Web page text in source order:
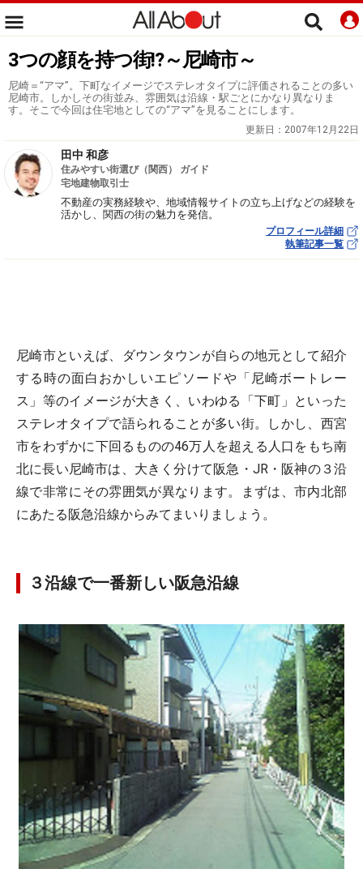
3つの顔を持つ街!?～尼崎市～
尼崎＝“アマ”。下町なイメージでステレオタイプに評価されることの多い
尼崎市。しかしその街並み、雰囲気は沿線・駅ごとにかなり異なりま
す。そこで今回は住宅地としての“アマ”を見ることにします。
更新日： 2007年12月22日
田中 和彦
住みやすい街選び（関西） ガイド
宅地建物取引士
不動産の実務経験や、地域情報サイトの立ち上げなどの経験を
活かし、関西の街の魅力を発信。
プロフィール詳細
執筆記事一覧
尼崎市といえば、ダウンタウンが自らの地元として紹介
する時の面白おかしいエピソードや「尼崎ボートレー
ス」等のイメージが大きく、いわゆる「下町」といった
ステレオタイプで語られることが多い街。しかし、西宮
市をわずかに下回るものの46万人を超える人口をもち南
北に長い尼崎市は、大きく分けて阪急・JR・阪神の３沿
線で非常にその雰囲気が異なります。まずは、市内北部
にあたる阪急沿線からみてまいりましょう。
３沿線で一番新しい阪急沿線